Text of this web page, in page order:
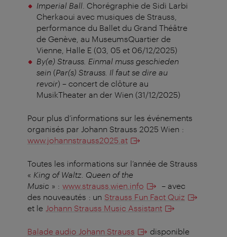
Imperial Ball. Chorégraphie de Sidi Larbi
Cherkaoui avec musiques de Strauss,
performance du Ballet du Grand Théâtre
de Genève, au MuseumsQuartier de
Vienne, Halle E (03, 05 et 06/12/2025)
By(e) Strauss. Einmal muss geschieden
sein (Par(s) Strauss. Il faut se dire au
revoir) – concert de clôture au
MusikTheater an der Wien (31/12/2025)
Pour plus d’informations sur les événements
organisés par Johann Strauss 2025 Wien :
www.johannstrauss2025.at
Toutes les informations sur l’année de Strauss
« King of Waltz. Queen of the
Music » : www.strauss.wien.info
– avec
des nouveautés : un Strauss Fun Fact Quiz
et le Johann Strauss Music Assistant
Balade audio Johann Strauss
disponible